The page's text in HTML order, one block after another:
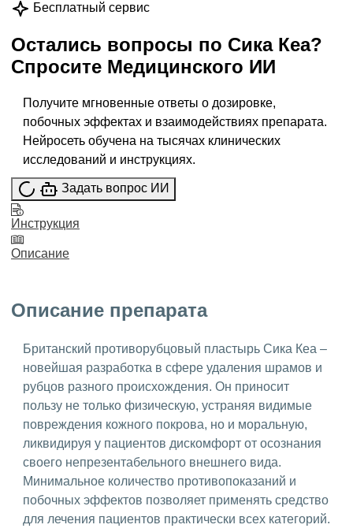
Бесплатный сервис
Остались вопросы по Сика Кеа?
Спросите Медицинского ИИ
Получите мгновенные ответы о дозировке,
побочных эффектах и взаимодействиях препарата.
Нейросеть обучена на тысячах клинических
исследований и инструкциях.
Задать вопрос ИИ
Инструкция
Описание
Описание препарата
Британский противорубцовый пластырь Сика Кеа –
новейшая разработка в сфере удаления шрамов и
рубцов разного происхождения. Он приносит
пользу не только физическую, устраняя видимые
повреждения кожного покрова, но и моральную,
ликвидируя у пациентов дискомфорт от осознания
своего непрезентабельного внешнего вида.
Минимальное количество противопоказаний и
побочных эффектов позволяет применять средство
для лечения пациентов практически всех категорий.